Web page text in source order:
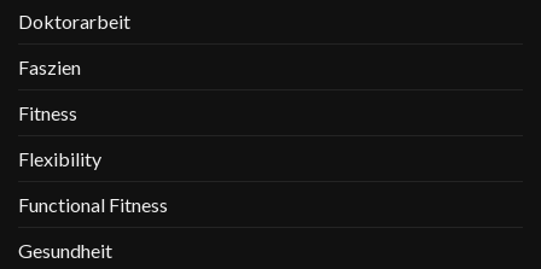
Doktorarbeit
Faszien
Fitness
Flexibility
Functional Fitness
Gesundheit